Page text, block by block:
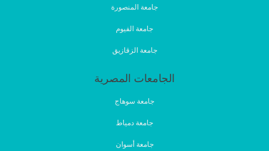
جامعة المنصورة
جامعة الفيوم
جامعة الزقازيق
الجامعات المصرية
جامعة سوهاج
جامعة دمياط
جامعة أسوان